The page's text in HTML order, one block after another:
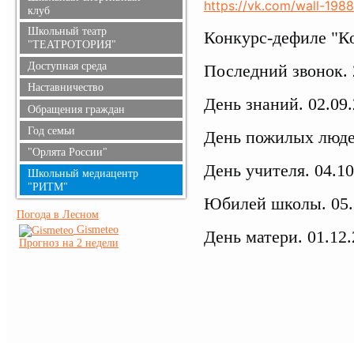
клуб
Школьный театр
"ТЕАТРОТОРИЯ"
Доступная среда
Наставничество
Обращения граждан
Год семьи
"Орлята России"
Школьный медиацентр
"РИТМ"
Погода в Лесном
Gismeteo
Прогноз на 2 недели
https://vk.com/wall-
Конкурс-дефиле
Последний звонок.
День знаний.
День пожилых
День учителя.
Юбилей школы.
День матери.